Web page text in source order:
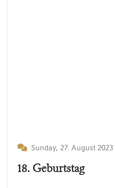
Sunday, 27. August 2023
18. Geburtstag